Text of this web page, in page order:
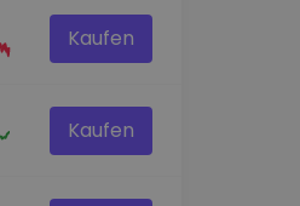
Kaufen
Kaufen